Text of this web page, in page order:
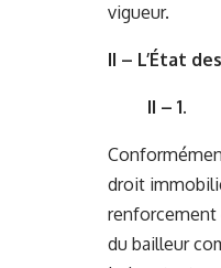
vigueur.
II – L’État
II – 1.
droit
renforcement
du bailleur